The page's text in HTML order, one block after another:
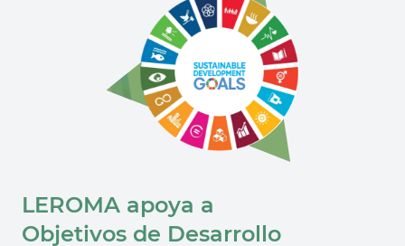
LEROMA apoya a
Objetivos de Desarrollo